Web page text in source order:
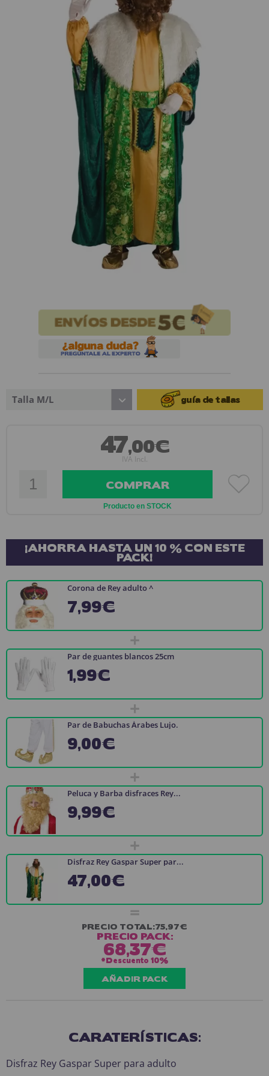
¡Adelante! Te estabamos esperando.
CREAR CUENTA
Talla M/L guía de tallas
47,00€
IVA Incl.
COMPRAR
Producto en STOCK
¡AHORRA HASTA UN 10 % CON ESTE
PACK!
Corona de Rey adulto ^
7,99€
+
Par de guantes blancos 25cm
1,99€
+
Par de Babuchas Árabes Lujo.
9,00€
+
Peluca y Barba disfraces Rey...
9,99€
+
Disfraz Rey Gaspar Super par...
47,00€
=
PRECIO TOTAL:75,97€
PRECIO PACK:
68,37€
*Descuento 10%
AÑADIR PACK
CARATERÍSTICAS:
Disfraz Rey Gaspar Super para adulto